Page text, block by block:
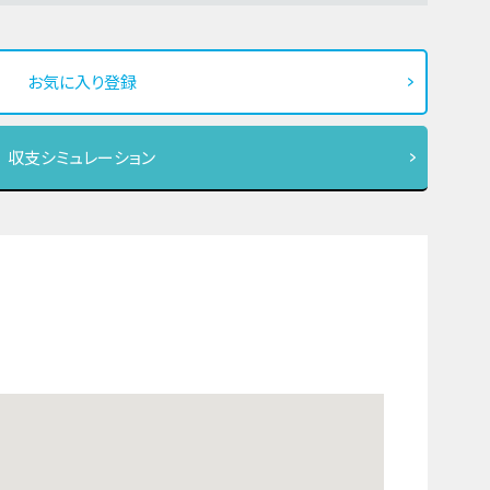
お気に入り登録
収支シミュレーション